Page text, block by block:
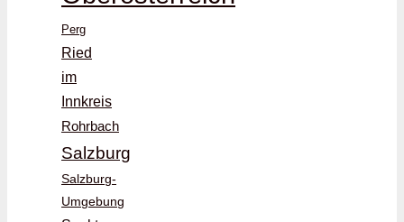
Perg
Ried
im
Innkreis
Rohrbach
Salzburg
Salzburg-
Umgebung